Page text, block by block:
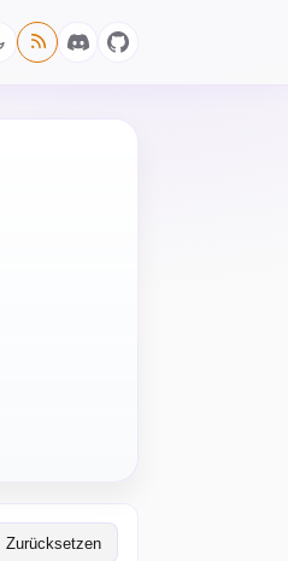
Zurücksetzen